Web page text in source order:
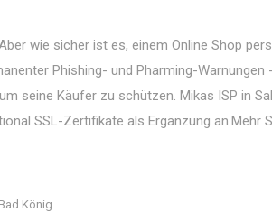
wie sicher ist es, einem Online Shop
Phishing- und Pharming-Warnungen
seine Käufer zu schützen. Mikas ISP in
SSL-Zertifikate als Ergänzung an.Mehr
König